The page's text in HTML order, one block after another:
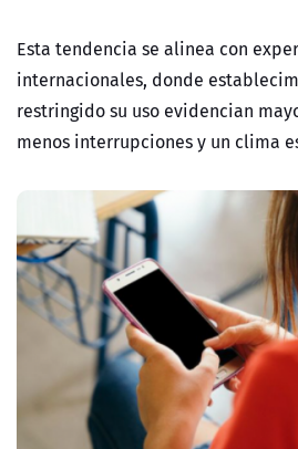
Esta tendencia se alinea con
internacionales, donde
restringido su uso evidencian
menos interrupciones y un clima